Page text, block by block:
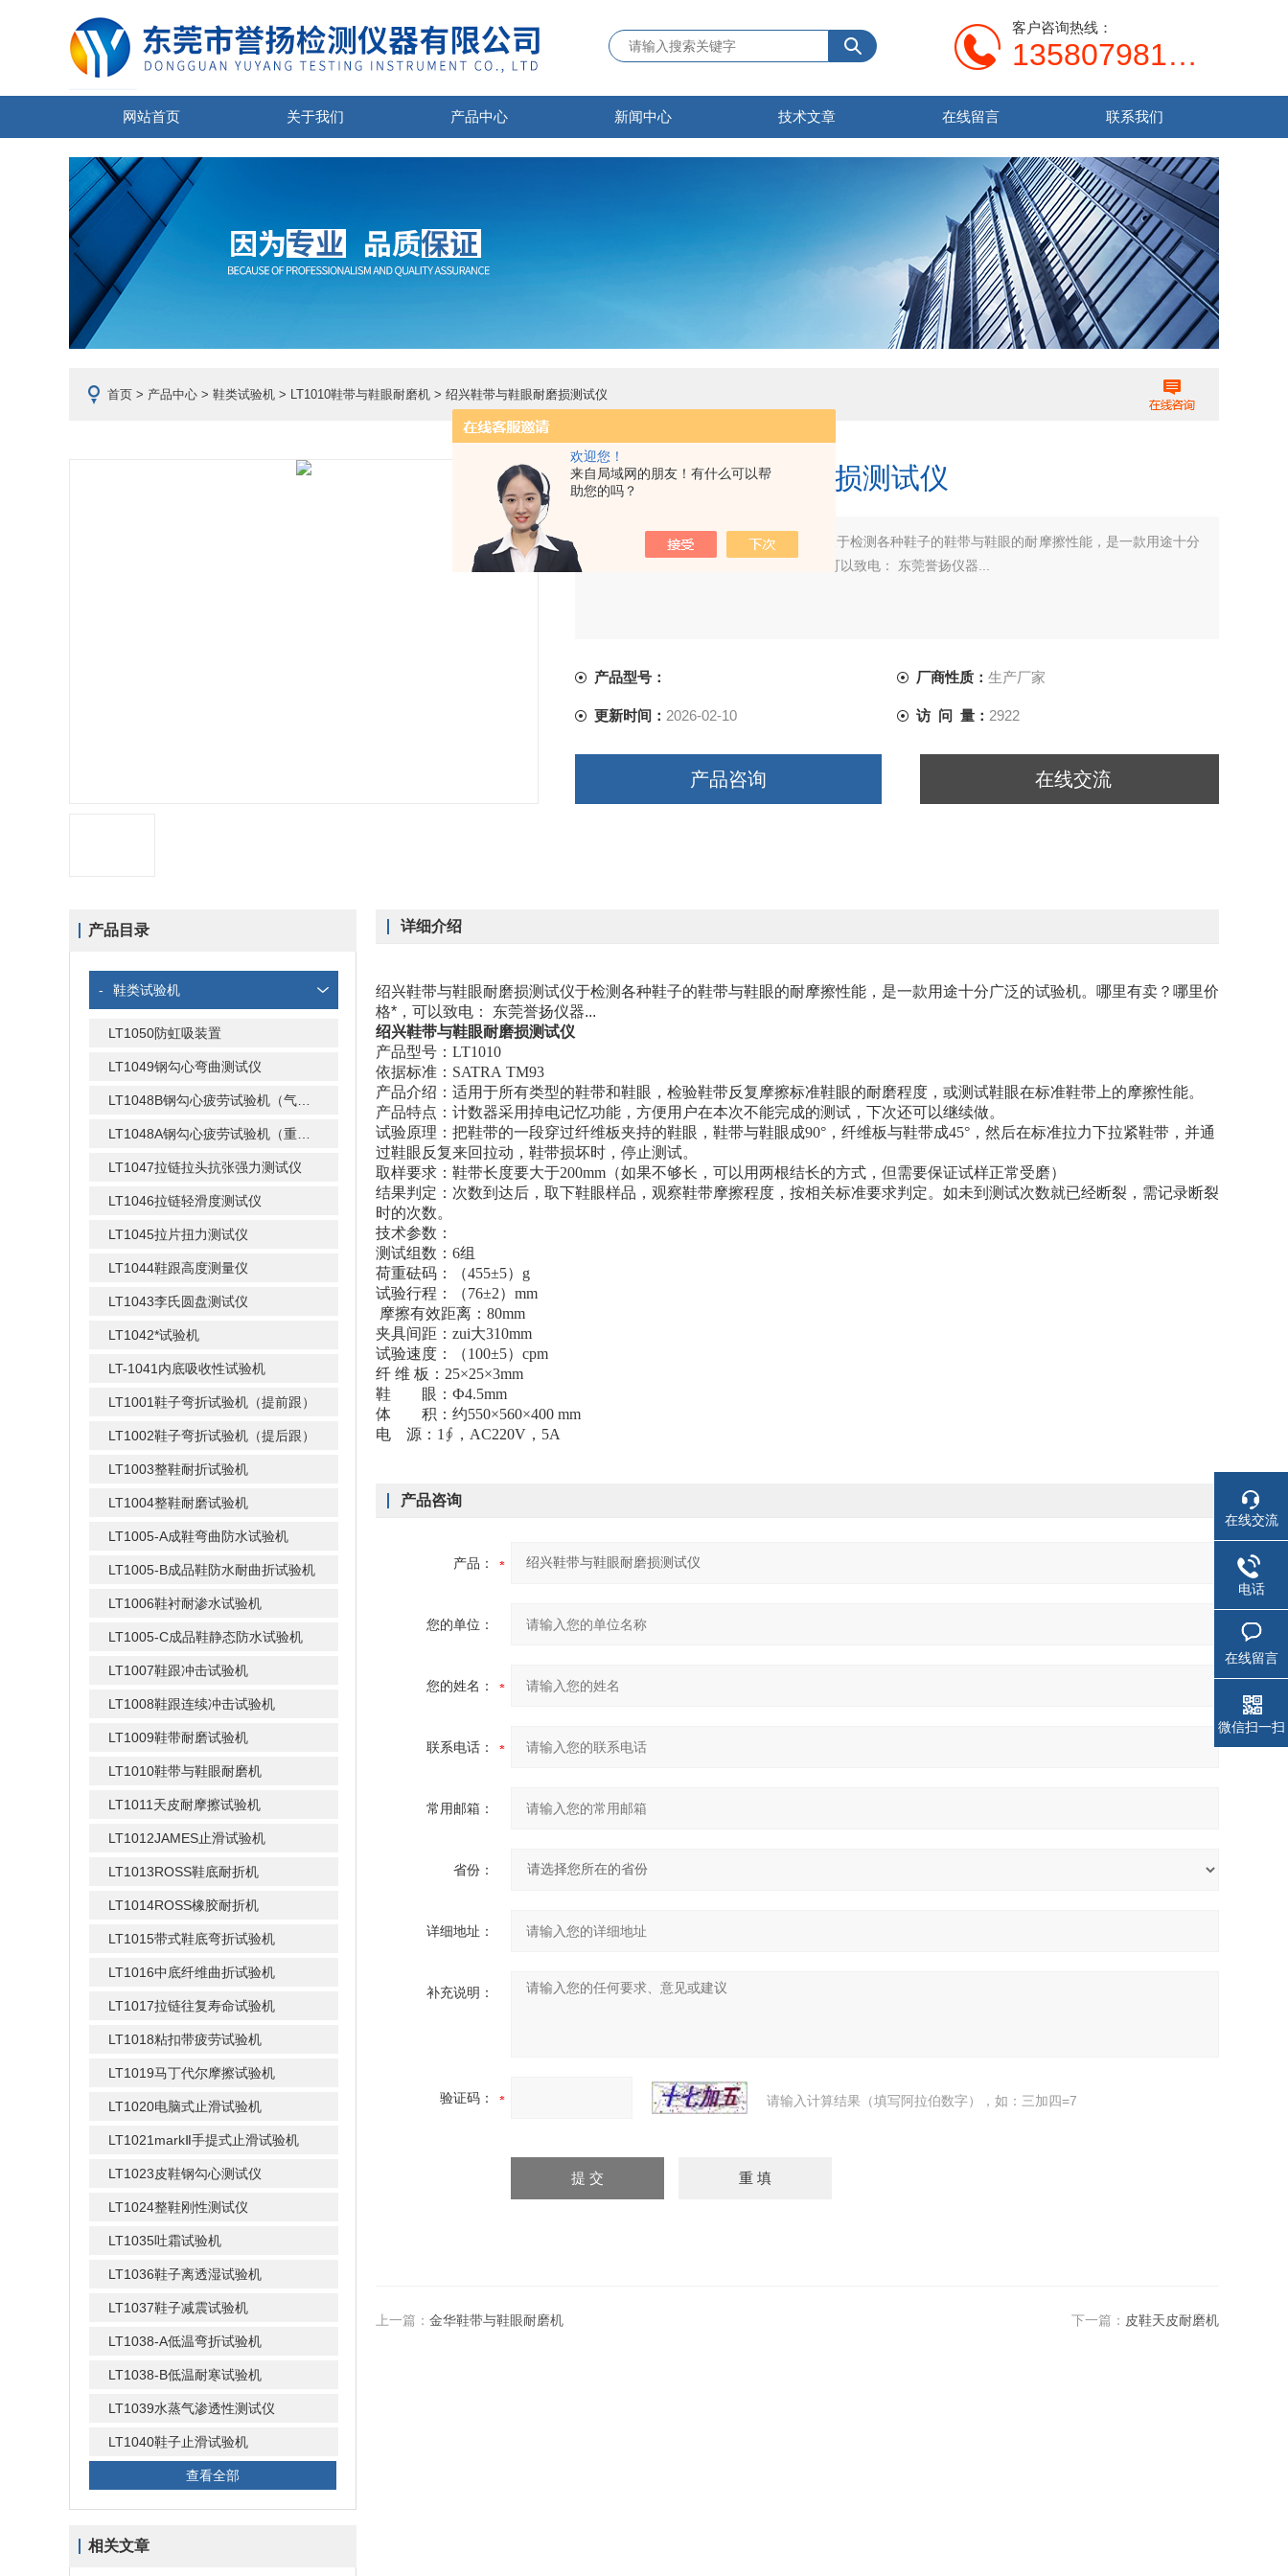
欢迎您！
来自局域网的朋友！有什么可以帮
助您的吗？
客户咨询热线：
13580798107
网站首页 关于我们 产品中心 新闻中心 技术文章 在线留言 联系我们
首页 > 产品中心 > 鞋类试验机 > LT1010鞋带与鞋眼耐磨机 > 绍兴鞋带与鞋眼耐磨损测试仪
绍兴鞋带与鞋眼耐磨损测试仪
绍兴鞋带与鞋眼耐磨损测试仪于检测各种鞋子的鞋带与鞋眼的耐摩擦性能，是一款用途十分
广泛的试验机。哪里有卖？哪里价格*，可以致电： 东莞誉扬仪器...
产品型号： 厂商性质： 生产厂家
更新时间： 2026-02-10 访 问 量： 2922
产品咨询 在线交流
产品目录
- 鞋类试验机
LT1050防虹吸装置
LT1049钢勾心弯曲测试仪
LT1047拉链拉头抗张强力测试仪
LT1046拉链轻滑度测试仪
LT1045拉片扭力测试仪
LT1044鞋跟高度测量仪
LT1043李氏圆盘测试仪
LT1042*试验机
LT-1041内底吸收性试验机
LT1001鞋子弯折试验机（提前跟）
LT1002鞋子弯折试验机（提后跟）
LT1003整鞋耐折试验机
LT1004整鞋耐磨试验机
LT1005-A成鞋弯曲防水试验机
LT1005-B成品鞋防水耐曲折试验机
LT1006鞋衬耐渗水试验机
LT1005-C成品鞋静态防水试验机
LT1007鞋跟冲击试验机
LT1008鞋跟连续冲击试验机
LT1009鞋带耐磨试验机
LT1010鞋带与鞋眼耐磨机
LT1011天皮耐摩擦试验机
LT1012JAMES止滑试验机
LT1013ROSS鞋底耐折机
LT1014ROSS橡胶耐折机
LT1015带式鞋底弯折试验机
LT1016中底纤维曲折试验机
LT1017拉链往复寿命试验机
LT1018粘扣带疲劳试验机
LT1019马丁代尔摩擦试验机
LT1020电脑式止滑试验机
LT1021markⅡ手提式止滑试验机
LT1023皮鞋钢勾心测试仪
LT1024整鞋刚性测试仪
LT1035吐霜试验机
LT1036鞋子离透湿试验机
LT1037鞋子减震试验机
LT1038-A低温弯折试验机
LT1038-B低温耐寒试验机
LT1039水蒸气渗透性测试仪
LT1040鞋子止滑试验机
查看全部
相关文章
详细介绍
绍兴鞋带与鞋眼耐磨损测试仪于检测各种鞋子的鞋带与鞋眼的耐摩擦性能，是一款用途十分广泛的试验机。哪里有卖？哪里价
格*，可以致电： 东莞誉扬仪器...
绍兴鞋带与鞋眼耐磨损测试仪
产品型号 ： LT1010
依据标准： SATRA TM93
产品介绍：适用于所有类型的鞋带和鞋眼 ， 检验鞋带反复摩擦标准鞋眼的耐磨程度，或测试鞋眼在标准鞋带上的摩擦性能。
产品特点：计数器采用掉电记忆功能，方便用户在本次不能完成的测试，下次还可以继续做。
试验原理： 把鞋带的一段穿过纤维板夹持的鞋眼，鞋带与鞋眼成90°，纤维板与鞋带成45°，然后在标准拉力下拉紧鞋带，并通
过鞋眼反复来回拉动，鞋带损坏时，停止测试。
取样要求：鞋带长度要大于200mm（如果不够长，可以用两根结长的方式，但需要保证试样正常受磨）
结果判定：次数到达后，取下鞋眼样品，观察鞋带摩擦程度，按相关标准要求判定。如未到测试次数就已经断裂，需记录断裂
时的次数。
技术参数：
测试组数 ：6组
荷重砝码：（455±5）g
试验行程：（76±2）mm
摩擦有效距离：80mm
夹具间距：zui大310mm
试验速度：（100±5）cpm
纤 维 板：25×25×3mm
鞋 眼：Ф4.5mm
体 积：约550×560×400 mm
电 源：1∮，AC220V，5A
产品咨询
产品：
您的单位：
您的姓名：
联系电话：
常用邮箱：
省份：
详细地址：
补充说明：
验证码： 请输入计算结果（填写阿拉伯数字），如：三加四=7
上一篇： 金华鞋带与鞋眼耐磨机 下一篇： 皮鞋天皮耐磨机
在线交流
电话
在线留言
微信扫一扫